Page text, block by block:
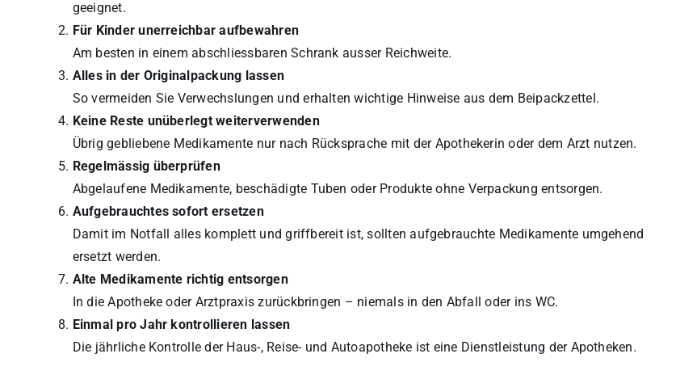
geeignet.
Für Kinder unerreichbar aufbewahren
Am besten in einem abschliessbaren Schrank ausser Reichweite.
Alles in der Originalpackung lassen
So vermeiden Sie Verwechslungen und erhalten wichtige Hinweise aus dem Beipackzettel.
Keine Reste unüberlegt weiterverwenden
Übrig gebliebene Medikamente nur nach Rücksprache mit der Apothekerin oder dem Arzt nutzen.
Regelmässig überprüfen
Abgelaufene Medikamente, beschädigte Tuben oder Produkte ohne Verpackung entsorgen.
Aufgebrauchtes sofort ersetzen
Damit im Notfall alles komplett und griffbereit ist, sollten aufgebrauchte Medikamente umgehend
ersetzt werden.
Alte Medikamente richtig entsorgen
In die Apotheke oder Arztpraxis zurückbringen – niemals in den Abfall oder ins WC.
Einmal pro Jahr kontrollieren lassen
Die jährliche Kontrolle der Haus-, Reise- und Autoapotheke ist eine Dienstleistung der Apotheken.